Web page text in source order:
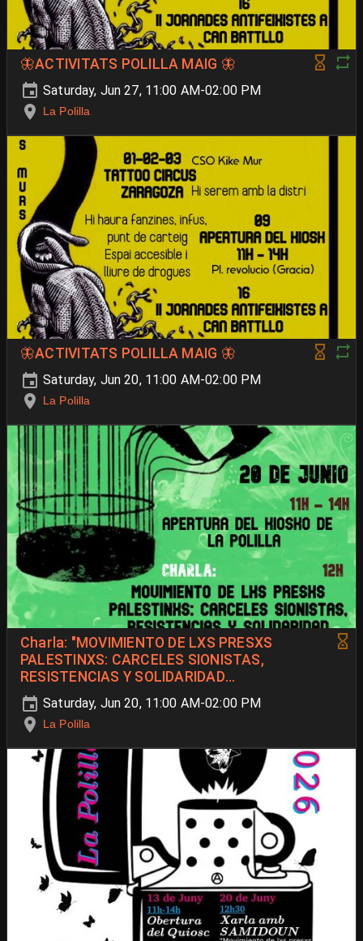
🦋ACTIVITATS POLILLA MAIG 🦋
Saturday, Jun 27, 11:00 AM-02:00 PM
La Polilla
🦋ACTIVITATS POLILLA MAIG 🦋
Saturday, Jun 20, 11:00 AM-02:00 PM
La Polilla
Charla: "MOVIMIENTO DE LXS PRESXS
PALESTINXS: CARCELES SIONISTAS,
RESISTENCIAS Y SOLIDARIDAD
INTERNACIONAL" a cargo de Samidoun
Saturday, Jun 20, 11:00 AM-02:00 PM
La Polilla